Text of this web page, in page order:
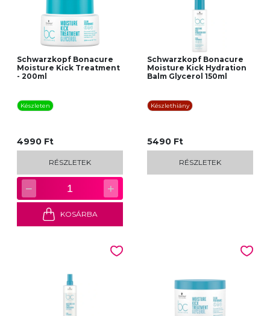
Schwarzkopf Bonacure
Moisture Kick Treatment
- 200ml
Készleten
4990 Ft
RÉSZLETEK
− 1 +
KOSÁRBA
Schwarzkopf Bonacure
Moisture Kick Hydration
Balm Glycerol 150ml
Készlethiány
5490 Ft
RÉSZLETEK